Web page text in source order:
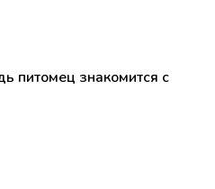
питомец знакомится с